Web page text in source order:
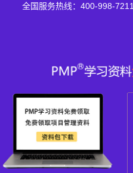
全国服务热线：400-998-7211